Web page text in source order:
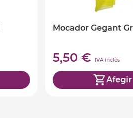
Mocador Gegant
5,50 € IVA inclòs
Afegir